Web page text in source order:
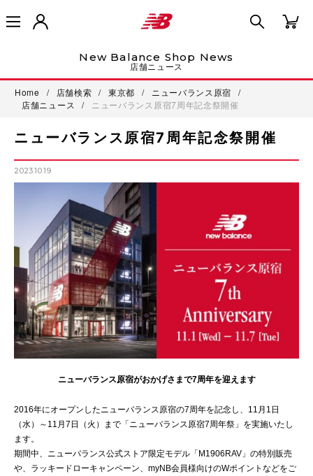
New Balance Shop News
店舗ニュース
Home / 店舗検索 / 東京都 / ニューバランス原宿
/
店舗ニュース
/ ニューバランス原宿7周年記念祭開催
ニューバランス原宿7周年記念祭開催
2023.10.19
ニューバランス原宿がおかげさまで7周年を迎えます
2016年にオープンしたニューバランス原宿の7周年を記念し、11月1日
（水）～11月7日（火）まで「ニューバランス原宿7周年祭」を実施いたし
ます。
期間中、ニューバランス公式ストア限定モデル「M1906RAV」の特別販売
や、ラッキードローキャンペーン、myNB会員様向けのWポイントなどをご